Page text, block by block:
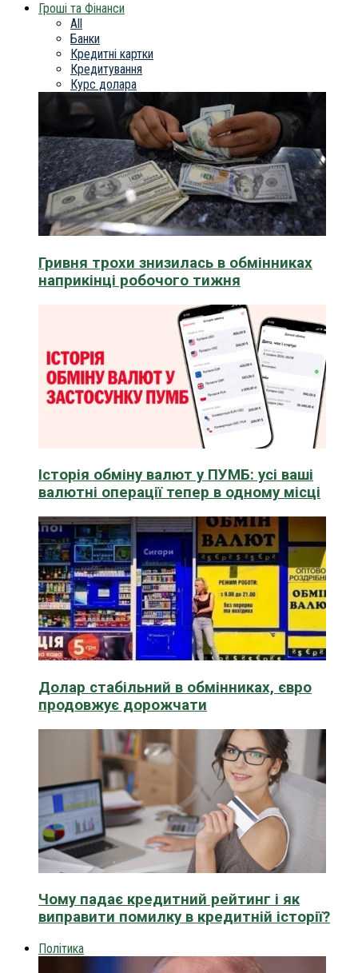
Гроші та Фінанси
All
Банки
Кредитні картки
Кредитування
Курс долара
Гривня трохи знизилась в обмінниках
наприкінці робочого тижня
Історія обміну валют у ПУМБ: усі ваші
валютні операції тепер в одному місці
Долар стабільний в обмінниках, євро
продовжує дорожчати
Чому падає кредитний рейтинг і як
виправити помилку в кредитній історії?
Політика